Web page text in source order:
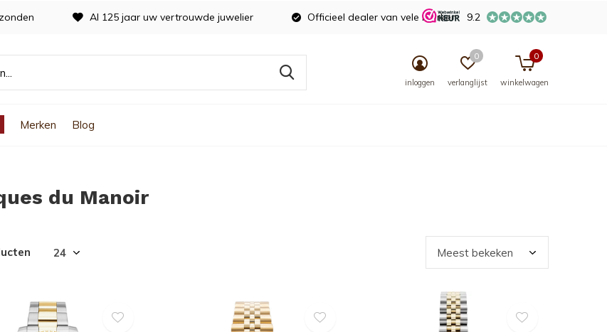
Merken Blog
inloggen verlanglijst
0
winkelwagen
0
Al 125 jaar uw vertrouwde juwelier Officieel dealer van vele merken 9.2
du Manoir